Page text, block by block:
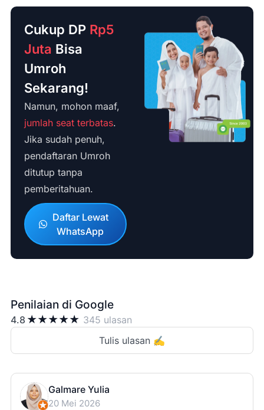
Cukup DP Rp5
Juta Bisa
Umroh
Sekarang!
Namun, mohon maaf,
jumlah seat terbatas.
Jika sudah penuh,
pendaftaran Umroh
ditutup tanpa
pemberitahuan.
Daftar Lewat
WhatsApp
Penilaian di Google
4.8 ★★★★★ 345 ulasan
Tulis ulasan ✍️
Galmare Yulia
20 Mei 2026